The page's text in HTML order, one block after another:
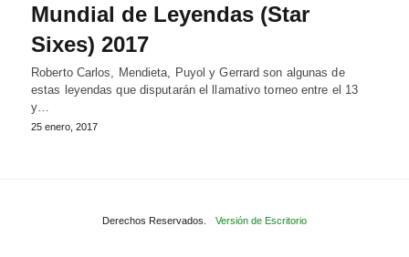
Mundial de Leyendas (Star
Sixes) 2017
Roberto Carlos, Mendieta, Puyol y Gerrard son algunas de
estas leyendas que disputarán el llamativo torneo entre el 13
y…
25 enero, 2017
Derechos Reservados. Versión de Escritorio